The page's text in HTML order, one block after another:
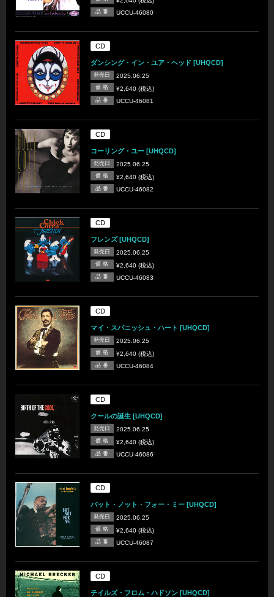
品 番 UCCU-46080
CD
ダンシング・イン・ユア・ヘッド [UHQCD]
発売日 2025.06.25
価 格 ¥2,640 (税込)
品 番 UCCU-46081
CD
コーリング・ユー [UHQCD]
発売日 2025.06.25
価 格 ¥2,640 (税込)
品 番 UCCU-46082
CD
フレンズ [UHQCD]
発売日 2025.06.25
価 格 ¥2,640 (税込)
品 番 UCCU-46083
CD
マイ・スパニッシュ・ハート [UHQCD]
発売日 2025.06.25
価 格 ¥2,640 (税込)
品 番 UCCU-46084
CD
クールの誕生 [UHQCD]
発売日 2025.06.25
価 格 ¥2,640 (税込)
品 番 UCCU-46086
CD
バット・ノット・フォー・ミー [UHQCD]
発売日 2025.06.25
価 格 ¥2,640 (税込)
品 番 UCCU-46087
CD
テイルズ・フロム・ハドソン [UHQCD]